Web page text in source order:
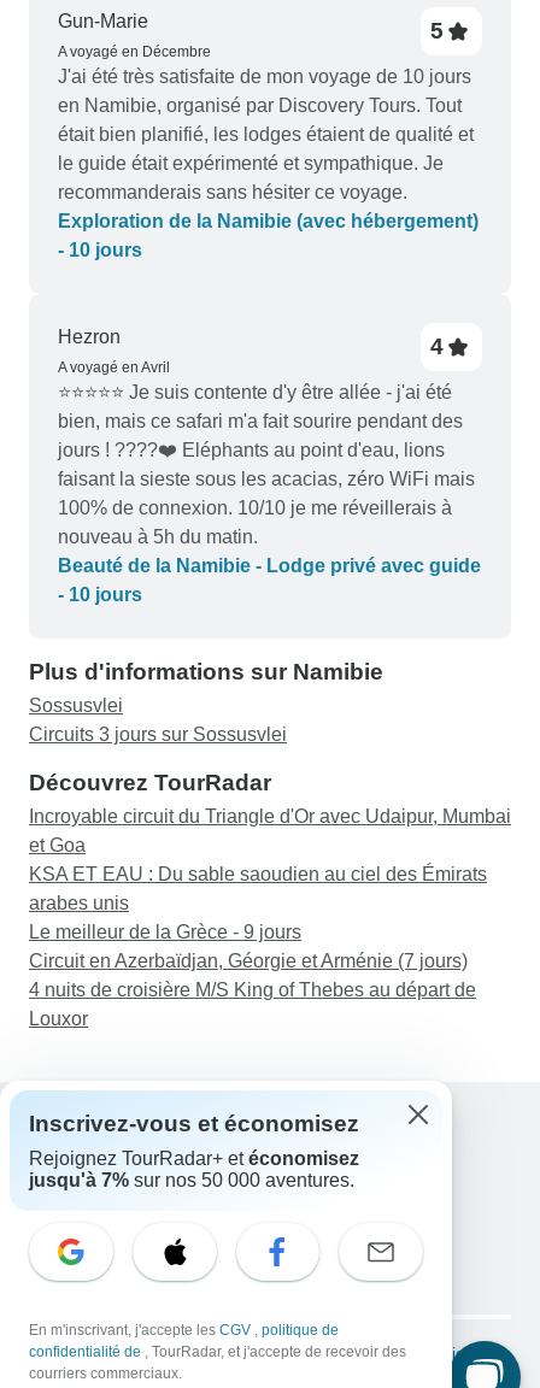
Gun-Marie
A voyagé en Décembre
5
J'ai été très satisfaite de mon voyage de 10 jours
en Namibie, organisé par Discovery Tours. Tout
était bien planifié, les lodges étaient de qualité et
le guide était expérimenté et sympathique. Je
recommanderais sans hésiter ce voyage.
Exploration de la Namibie (avec hébergement)
- 10 jours
Hezron
A voyagé en Avril
4
⭐⭐⭐⭐⭐ Je suis contente d'y être allée - j'ai été
bien, mais ce safari m'a fait sourire pendant des
jours ! ????❤️ Eléphants au point d'eau, lions
faisant la sieste sous les acacias, zéro WiFi mais
100% de connexion. 10/10 je me réveillerais à
nouveau à 5h du matin.
Beauté de la Namibie - Lodge privé avec guide
- 10 jours
Plus d'informations sur Namibie
Sossusvlei
Circuits 3 jours sur Sossusvlei
Découvrez TourRadar
Incroyable circuit du Triangle d'Or avec Udaipur, Mumbai
et Goa
KSA ET EAU : Du sable saoudien au ciel des Émirats
arabes unis
Le meilleur de la Grèce - 9 jours
Circuit en Azerbaïdjan, Géorgie et Arménie (7 jours)
4 nuits de croisière M/S King of Thebes au départ de
Louxor
Assistance
Contactez-nous
E-mail: support@tourradar.com
Sélectionnez la langue
Copyright © TourRadar. Tous droits réservés.
Mentions légales Politique de confidentialité
Cookies
Inscrivez-vous et économisez
Rejoignez TourRadar+ etéconomisez
jusqu'à 7% sur nos 50 000 aventures.
En m'inscrivant, j'accepte les CGV , politique de
confidentialité de , TourRadar, et j'accepte de recevoir des
courriers commerciaux.